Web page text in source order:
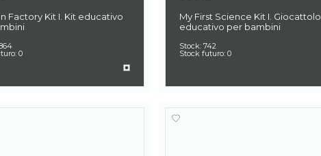
Factory Kit I. Kit educativo
0
My First Science Kit I. Giocattolo
educativo per bambini
Stock: 742
Stock futuro: 0